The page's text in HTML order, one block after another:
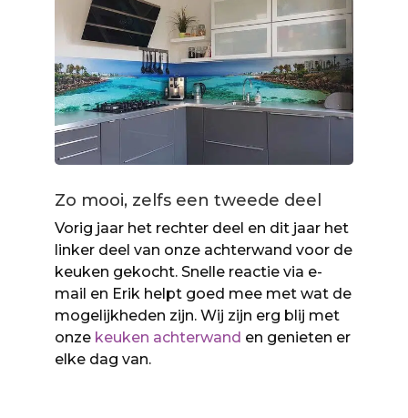
Zo mooi, zelfs een tweede deel
Vorig jaar het rechter deel en dit jaar het
linker deel van onze achterwand voor de
keuken gekocht. Snelle reactie via e-
mail en Erik helpt goed mee met wat de
mogelijkheden zijn. Wij zijn erg blij met
onze keuken achterwand en genieten er
elke dag van.